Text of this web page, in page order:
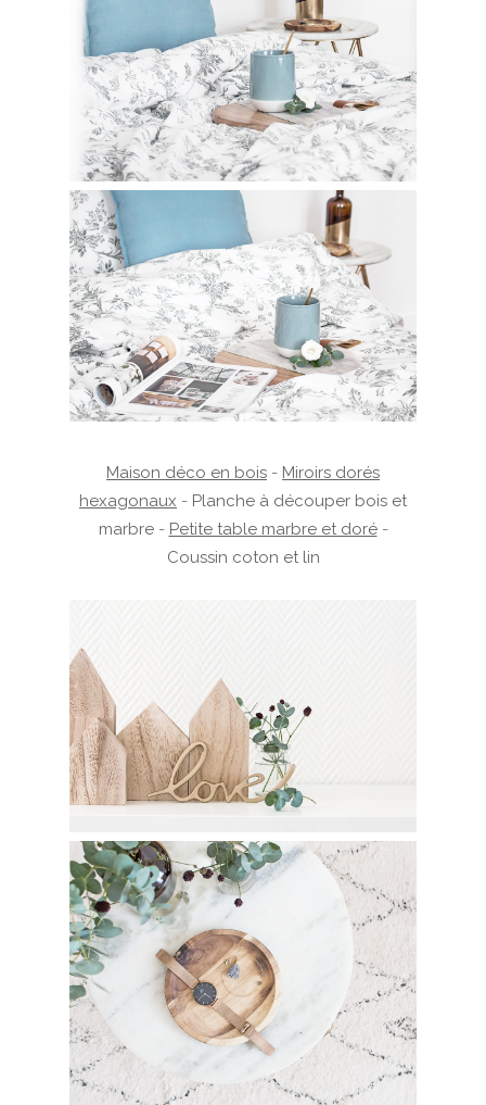
Maison déco en bois - Miroirs dorés
hexagonaux - Planche à découper bois et
marbre- Petite table marbre et doré-
Coussin coton et lin